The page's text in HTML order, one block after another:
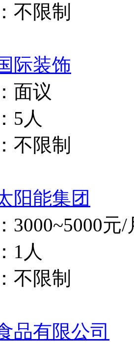
不限制
际装饰
面议
5人
不限制
阳能集团
3000~5000元/
1人
不限制
品有限公司